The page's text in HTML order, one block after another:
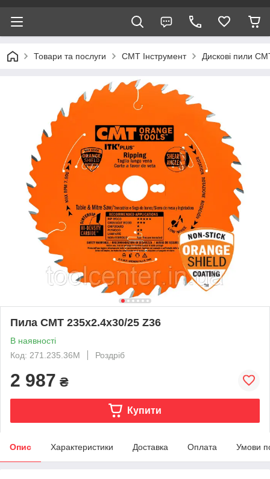
Товари та послуги CMT Інструмент Дискові пили
Пила СМТ 235х2.4x30/25 Z36
В наявності
Код: 271.235.36M
Роздріб
2 987 ₴
Купити
Опис Характеристики Доставка Оплата Умови